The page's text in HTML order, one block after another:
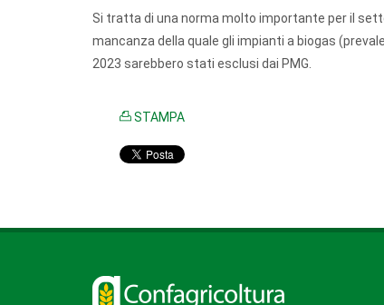
Si tratta di una norma molto importante per il
mancanza della quale gli impianti a biogas
2023 sarebbero stati esclusi dai PMG.
STAMPA